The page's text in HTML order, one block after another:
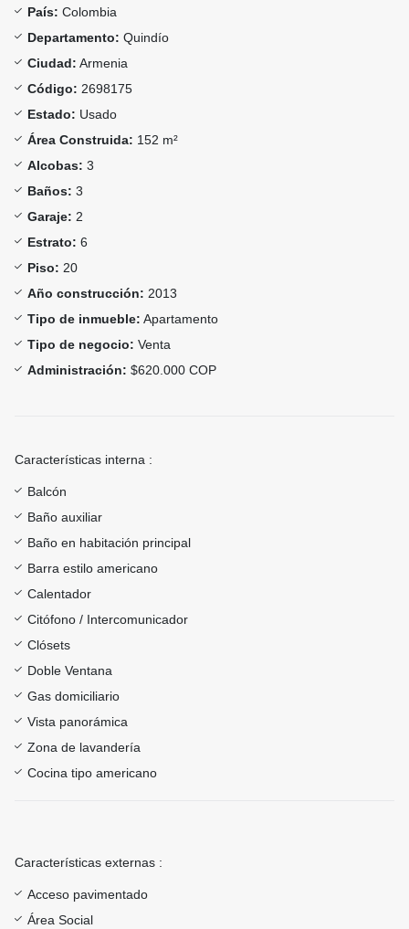
País: Colombia
Departamento: Quindío
Ciudad: Armenia
Código: 2698175
Estado: Usado
Área Construida: 152 m²
Alcobas: 3
Baños: 3
Garaje: 2
Estrato: 6
Piso: 20
Año construcción: 2013
Tipo de inmueble: Apartamento
Tipo de negocio: Venta
Administración: $620.000 COP
Características interna :
Balcón
Baño auxiliar
Baño en habitación principal
Barra estilo americano
Calentador
Citófono / Intercomunicador
Clósets
Doble Ventana
Gas domiciliario
Vista panorámica
Zona de lavandería
Cocina tipo americano
Características externas :
Acceso pavimentado
Área Social